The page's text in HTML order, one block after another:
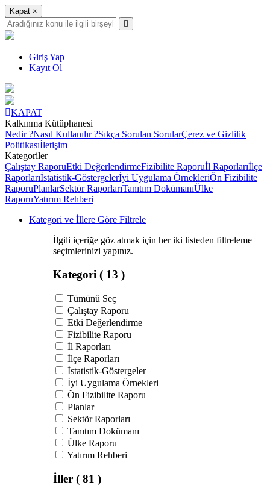
Kapat ×
Giriş Yap
Kayıt Ol
KAPAT
Kalkınma Kütüphanesi
Nedir ?Nasıl Kullanılır ?Sıkça Sorulan SorularÇerez ve Gizlilik
Politikasıİletişim
Kategoriler
Çalıştay RaporuEtki DeğerlendirmeFizibilite Raporuİl Raporlarıİlçe
Raporlarıİstatistik-Göstergelerİyi Uygulama ÖrnekleriÖn Fizibilite
RaporuPlanlarSektör RaporlarıTanıtım DokümanıÜlke
RaporuYatırım Rehberi
Kategori ve İllere Göre Filtrele
İlgili içeriğe göz atmak için her iki listeden filtreleme
seçimlerinizi yapınız.
Kategori ( 13 )
Tümünü Seç
Çalıştay Raporu
Etki Değerlendirme
Fizibilite Raporu
İl Raporları
İlçe Raporları
İstatistik-Göstergeler
İyi Uygulama Örnekleri
Ön Fizibilite Raporu
Planlar
Sektör Raporları
Tanıtım Dokümanı
Ülke Raporu
Yatırım Rehberi
İller ( 81 )